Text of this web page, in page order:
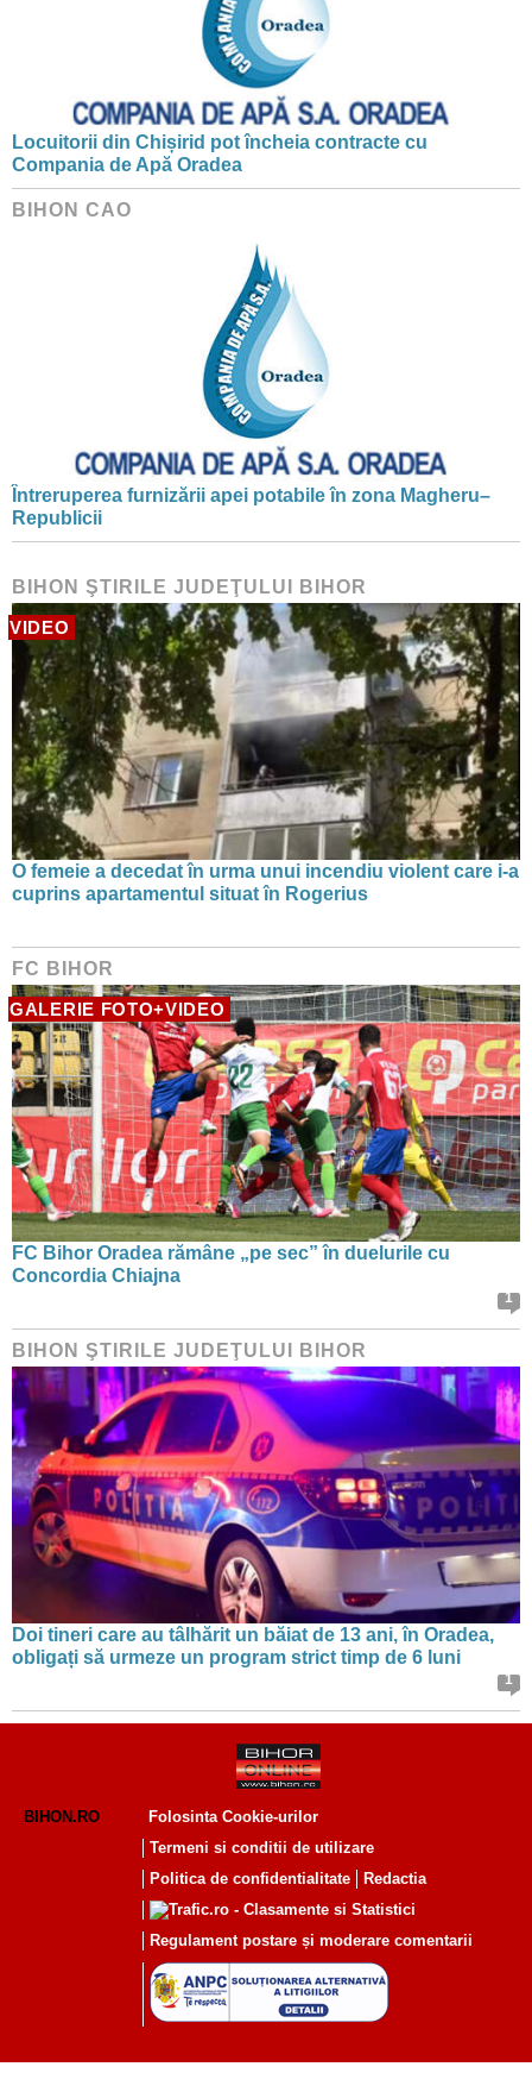
Locuitorii din Chișirid pot încheia contracte cu
Compania de Apă Oradea
BIHON CAO
Întreruperea furnizării apei potabile în zona Magheru–
Republicii
BIHON ŞTIRILE JUDEŢULUI BIHOR
VIDEO
O femeie a decedat în urma unui incendiu violent care i-a
cuprins apartamentul situat în Rogerius
FC BIHOR
GALERIE FOTO+VIDEO
FC Bihor Oradea rămâne „pe sec” în duelurile cu
Concordia Chiajna
1
BIHON ŞTIRILE JUDEŢULUI BIHOR
Doi tineri care au tâlhărit un băiat de 13 ani, în Oradea,
obligați să urmeze un program strict timp de 6 luni
1
BIHON.RO
Folosinta Cookie-urilor
Termeni si conditii de utilizare
Politica de confidentialitate
Redactia
Regulament postare și moderare comentarii